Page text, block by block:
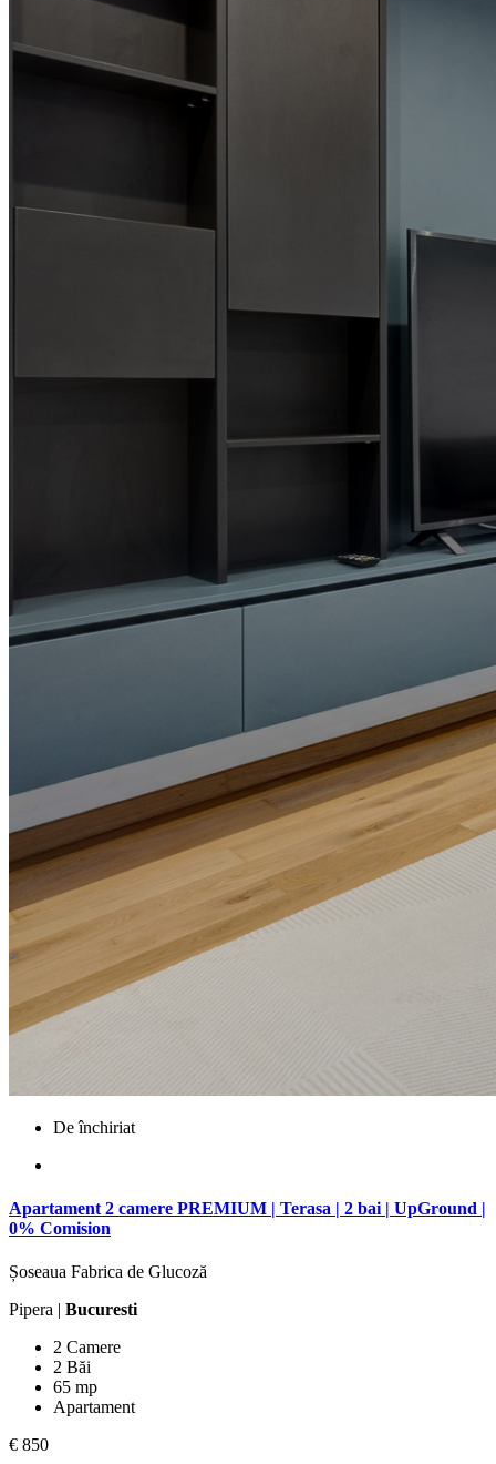
De închiriat
Apartament 2 camere PREMIUM | Terasa | 2 bai | UpGround |
0% Comision
Șoseaua Fabrica de Glucoză
Pipera | Bucuresti
2 Camere
2 Băi
65 mp
Apartament
€ 850